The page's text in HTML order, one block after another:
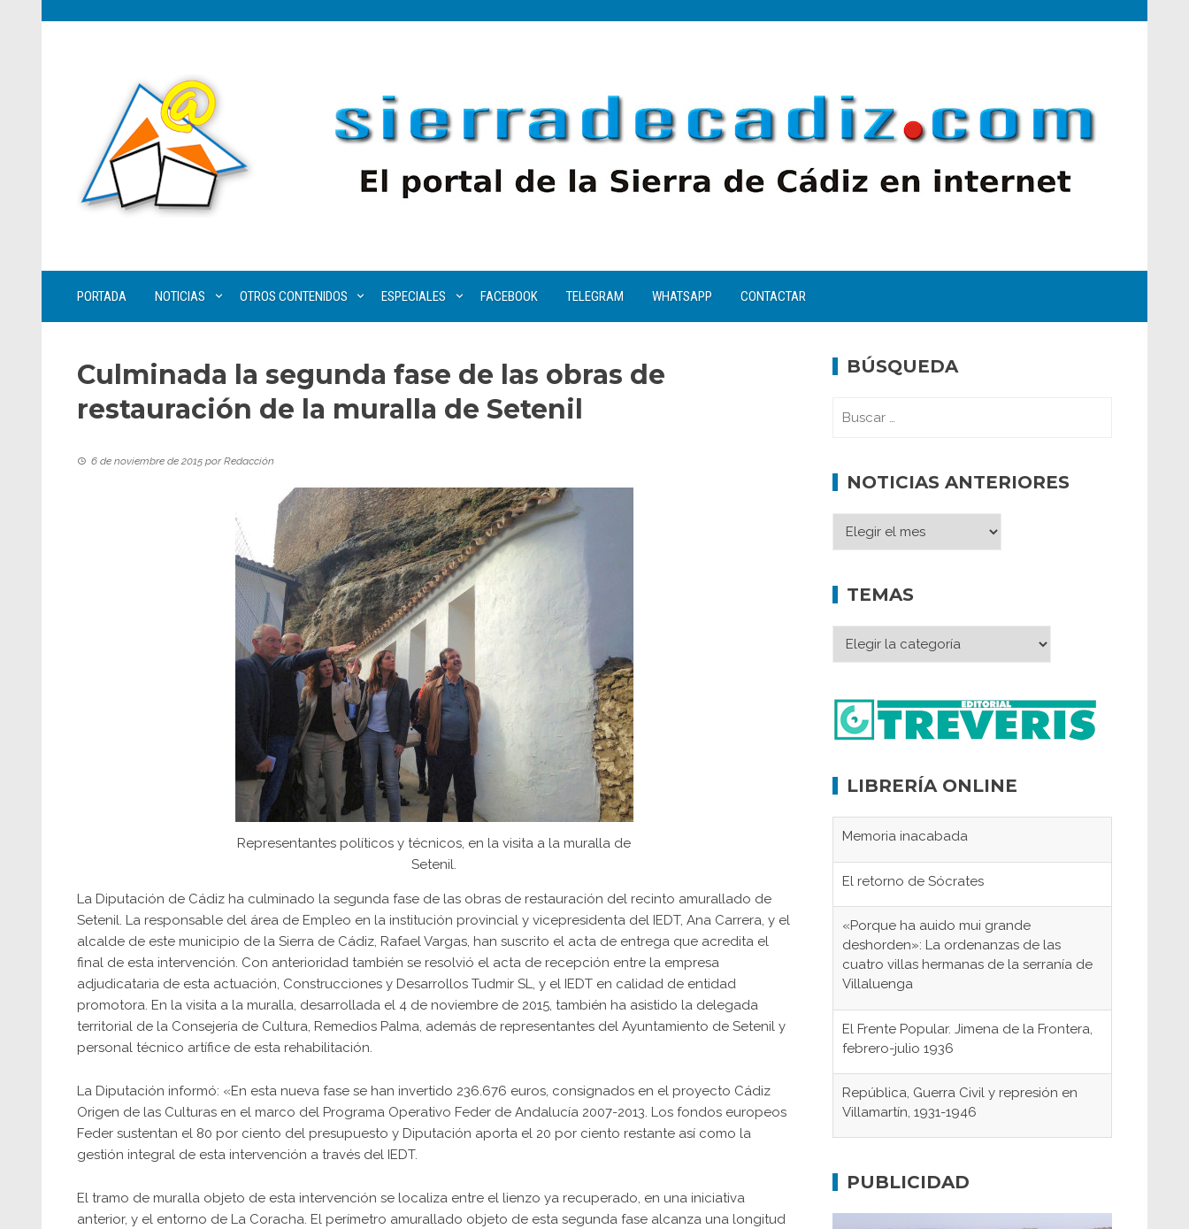
PORTADA NOTICIAS OTROS CONTENIDOS ESPECIALES FACEBOOK TELEGRAM WHATSAPP CONTACTAR
Culminada la segunda fase de las obras de
restauración de la muralla de Setenil
6 de noviembre de 2015 porRedacción
Representantes políticos y técnicos, en la visita a la muralla de
Setenil.
La Diputación de Cádiz ha culminado la segunda fase de las obras de restauración del recinto amurallado de
Setenil. La responsable del área de Empleo en la institución provincial y vicepresidenta del IEDT, Ana Carrera, y el
alcalde de este municipio de la Sierra de Cádiz, Rafael Vargas, han suscrito el acta de entrega que acredita el
final de esta intervención. Con anterioridad también se resolvió el acta de recepción entre la empresa
adjudicataria de esta actuación, Construcciones y Desarrollos Tudmir SL, y el IEDT en calidad de entidad
promotora. En la visita a la muralla, desarrollada el 4 de noviembre de 2015, también ha asistido la delegada
territorial de la Consejería de Cultura, Remedios Palma, además de representantes del Ayuntamiento de Setenil y
personal técnico artífice de esta rehabilitación.
La Diputación informó: «En esta nueva fase se han invertido 236.676 euros, consignados en el proyecto Cádiz
Origen de las Culturas en el marco del Programa Operativo Feder de Andalucía 2007-2013. Los fondos europeos
Feder sustentan el 80 por ciento del presupuesto y Diputación aporta el 20 por ciento restante así como la
gestión integral de esta intervención a través del IEDT.
El tramo de muralla objeto de esta intervención se localiza entre el lienzo ya recuperado, en una iniciativa
anterior, y el entorno de La Coracha. El perímetro amurallado objeto de esta segunda fase alcanza una longitud
BÚSQUEDA
NOTICIAS ANTERIORES
TEMAS
LIBRERÍA ONLINE
Memoria inacabada
El retorno de Sócrates
«Porque ha auido mui grande
deshorden»: La ordenanzas de las
cuatro villas hermanas de la serranía de
Villaluenga
El Frente Popular. Jimena de la Frontera,
febrero-julio 1936
República, Guerra Civil y represión en
Villamartín, 1931-1946
concentración nazis
PUBLICIDAD